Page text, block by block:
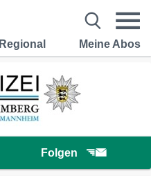
Regional Meine Abos
Folgen